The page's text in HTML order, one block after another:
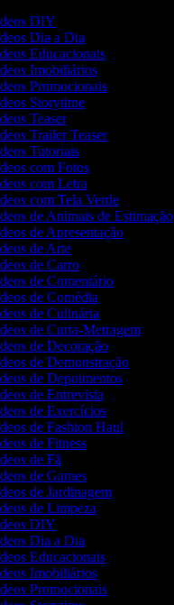
DIY
Dia a Dia
Educacionais
Imobiliários
Promocionais
Storytime
Teaser
Trailer Teaser
Tutoriais
com Fotos
com Letra
com Tela Verde
de Animais de Estimação
de Apresentação
de Arte
de Carro
de Comentário
de Comédia
de Culinária
de Curta-Metragem
de Decoração
de Demonstração
de Depoimentos
de Entrevista
de Exercícios
de Fashion Haul
de Fitness
de Fã
de Games
de Jardinagem
de Limpeza
DIY
Dia a Dia
Educacionais
Imobiliários
Promocionais